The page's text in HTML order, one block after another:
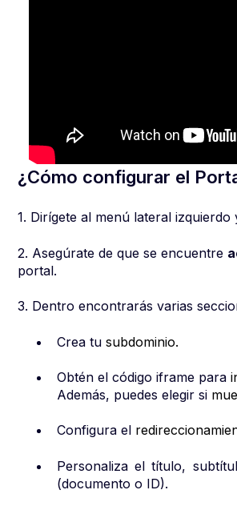
¿Cómo configurar el
1. Dirígete al menú lateral izquierdo
2. Asegúrate de que se encuentre
portal.
3. Dentro encontrarás varias
Crea tu subdominio.
Obtén el código iframe para
Además, puedes elegir si
Configura el
Personaliza el título,
(documento o ID).